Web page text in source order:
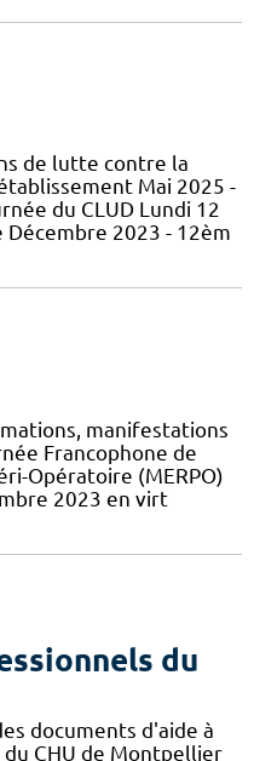
de lutte contre la
Mai 2025 -
du CLUD Lundi 12
2023 - 12èm
manifestations
Francophone de
Opératoire (MERPO)
2023 en virt
du
documents d'aide à
CHU de Montpellier